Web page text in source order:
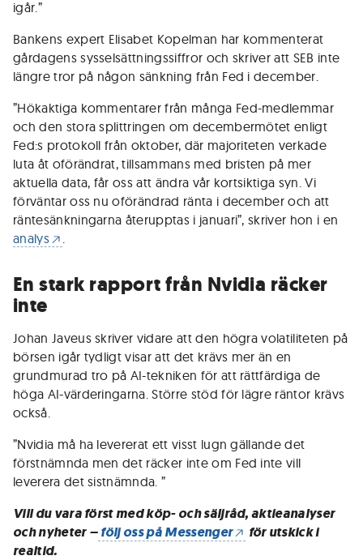
igår.”
Bankens expert Elisabet Kopelman har kommenterat
gårdagens sysselsättningssiffror och skriver att SEB inte
längre tror på någon sänkning från Fed i december.
”Hökaktiga kommentarer från många Fed-medlemmar
och den stora splittringen om decembermötet enligt
Fed:s protokoll från oktober, där majoriteten verkade
luta åt oförändrat, tillsammans med bristen på mer
aktuella data, får oss att ändra vår kortsiktiga syn. Vi
förväntar oss nu oförändrad ränta i december och att
räntesänkningarna återupptas i januari”, skriver hon i en
analys
.
En stark rapport från Nvidia räcker
inte
Johan Javeus skriver vidare att den högra volatiliteten på
börsen igår tydligt visar att det krävs mer än en
grundmurad tro på AI-tekniken för att rättfärdiga de
höga AI-värderingarna. Större stöd för lägre räntor krävs
också.
”Nvidia må ha levererat ett visst lugn gällande det
förstnämnda men det räcker inte om Fed inte vill
leverera det sistnämnda. ”
Vill du vara först med köp- och säljråd, aktieanalyser
och nyheter –följ oss på Messenger
för utskick i
realtid.